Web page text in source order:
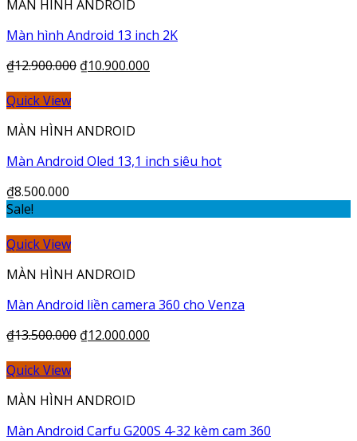
MÀN HÌNH ANDROID
Màn hình Android 13 inch 2K
₫12.900.000 ₫10.900.000
Quick View
MÀN HÌNH ANDROID
Màn Android Oled 13,1 inch siêu hot
₫8.500.000
Sale!
Quick View
MÀN HÌNH ANDROID
Màn Android liền camera 360 cho Venza
₫13.500.000 ₫12.000.000
Quick View
MÀN HÌNH ANDROID
Màn Android Carfu G200S 4-32 kèm cam 360